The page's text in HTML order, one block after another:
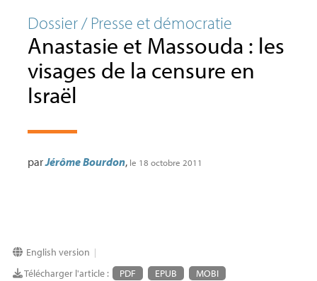
Dossier / Presse et démocratie
Anastasie et Massouda : les
visages de la censure en
Israël
parJérôme Bourdon, le 18 octobre 2011
English version |
Télécharger l'article : PDF EPUB
MOBI